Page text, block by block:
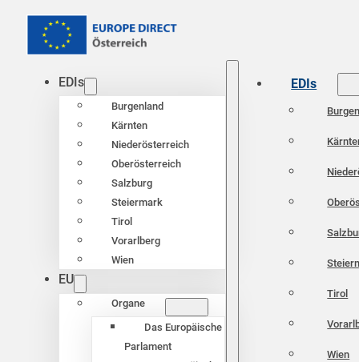
EDIs
Burgenland
Kärnten
Niederösterreich
Oberösterreich
Salzburg
Steiermark
Tirol
Vorarlberg
Wien
EU
Organe
Das Europäische
Parlament
EDIs
Tirol
Wien